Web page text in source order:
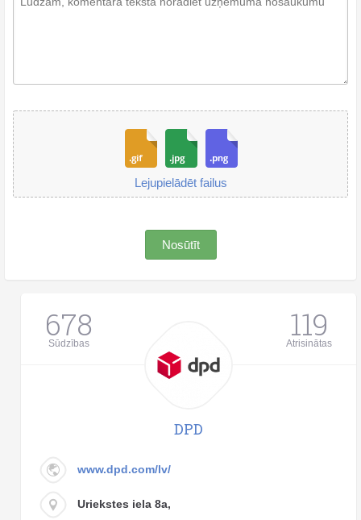
Lejupielādēt failus
Nosūtīt
678
Sūdzības 119
Atrisinātas
DPD
www.dpd.com/lv/
Uriekstes iela 8a,